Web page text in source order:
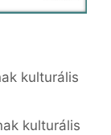
kulturális
kulturális